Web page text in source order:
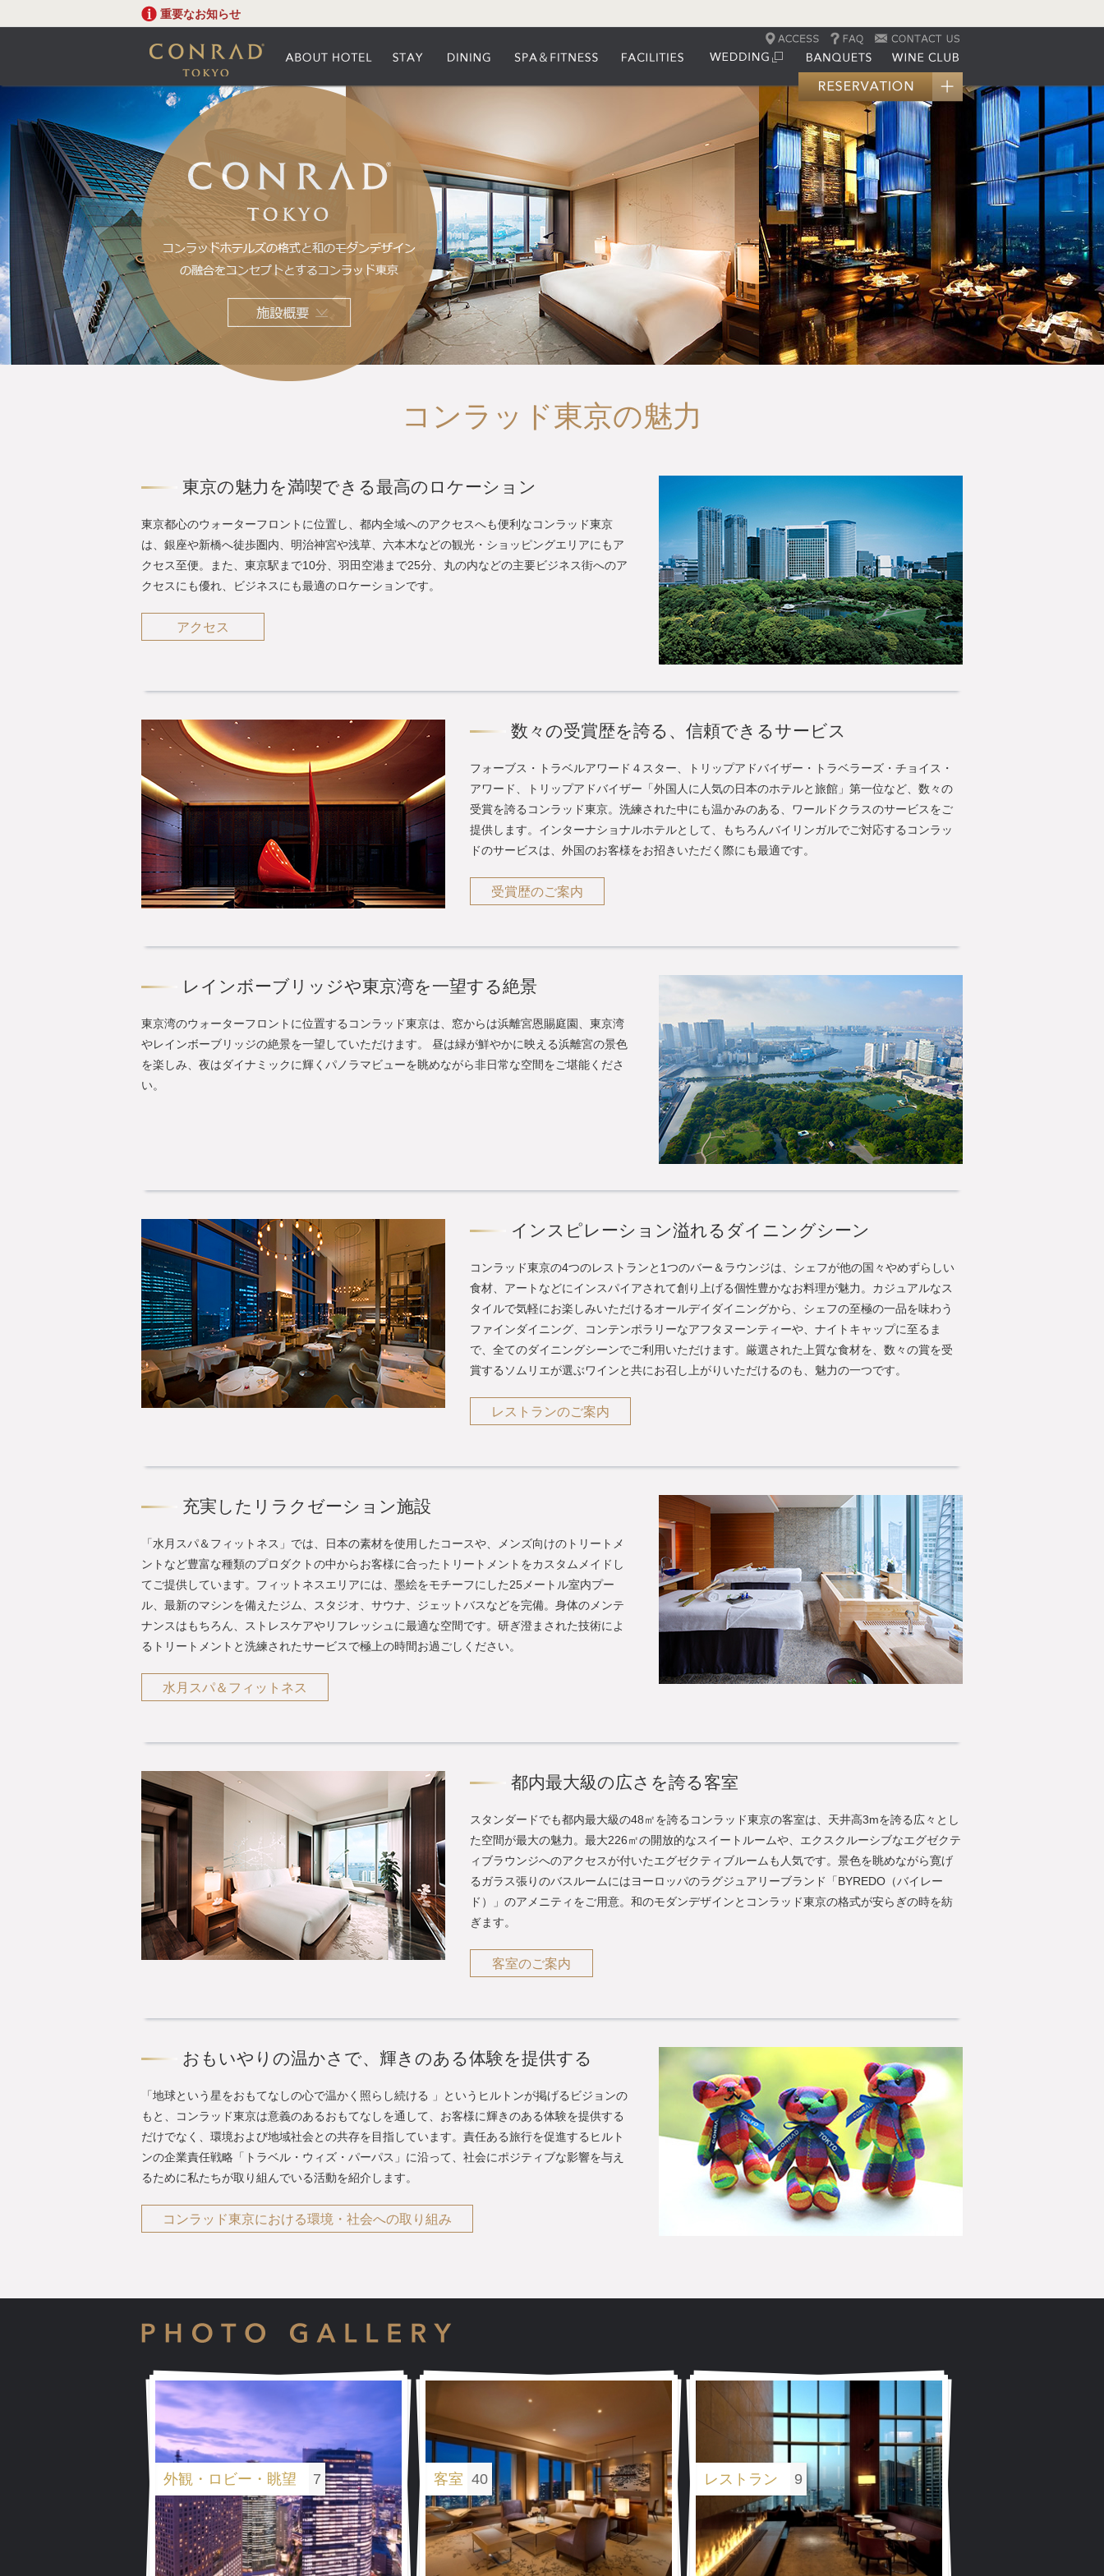
重要なお知らせ
コンラッド東京の魅力
東京の魅力を満喫できる最高のロケーション
東京都心のウォーターフロントに位置し、都内全域へのアクセスへも便利なコンラッド東京
は、銀座や新橋へ徒歩圏内、明治神宮や浅草、六本木などの観光・ショッピングエリアにもア
クセス至便。また、東京駅まで10分、羽田空港まで25分、丸の内などの主要ビジネス街へのア
クセスにも優れ、ビジネスにも最適のロケーションです。
アクセス
数々の受賞歴を誇る、信頼できるサービス
フォーブス・トラベルアワード４スター、トリップアドバイザー・トラベラーズ・チョイス・
アワード、トリップアドバイザー「外国人に人気の日本のホテルと旅館」第一位など、数々の
受賞を誇るコンラッド東京。洗練された中にも温かみのある、ワールドクラスのサービスをご
提供します。インターナショナルホテルとして、もちろんバイリンガルでご対応するコンラッ
ドのサービスは、外国のお客様をお招きいただく際にも最適です。
受賞歴のご案内
レインボーブリッジや東京湾を一望する絶景
東京湾のウォーターフロントに位置するコンラッド東京は、窓からは浜離宮恩賜庭園、東京湾
やレインボーブリッジの絶景を一望していただけます。 昼は緑が鮮やかに映える浜離宮の景色
を楽しみ、夜はダイナミックに輝くパノラマビューを眺めながら非日常な空間をご堪能くださ
い。
インスピレーション溢れるダイニングシーン
コンラッド東京の4つのレストランと1つのバー＆ラウンジは、シェフが他の国々やめずらしい
食材、アートなどにインスパイアされて創り上げる個性豊かなお料理が魅力。カジュアルなス
タイルで気軽にお楽しみいただけるオールデイダイニングから、シェフの至極の一品を味わう
ファインダイニング、コンテンポラリーなアフタヌーンティーや、ナイトキャップに至るま
で、全てのダイニングシーンでご利用いただけます。厳選された上質な食材を、数々の賞を受
賞するソムリエが選ぶワインと共にお召し上がりいただけるのも、魅力の一つです。
レストランのご案内
充実したリラクゼーション施設
「水月スパ＆フィットネス」では、日本の素材を使用したコースや、メンズ向けのトリートメ
ントなど豊富な種類のプロダクトの中からお客様に合ったトリートメントをカスタムメイドし
てご提供しています。フィットネスエリアには、墨絵をモチーフにした25メートル室内プー
ル、最新のマシンを備えたジム、スタジオ、サウナ、ジェットバスなどを完備。身体のメンテ
ナンスはもちろん、ストレスケアやリフレッシュに最適な空間です。研ぎ澄まされた技術によ
るトリートメントと洗練されたサービスで極上の時間お過ごしください。
水月スパ＆フィットネス
都内最大級の広さを誇る客室
スタンダードでも都内最大級の48㎡を誇るコンラッド東京の客室は、天井高3mを誇る広々とし
た空間が最大の魅力。最大226㎡の開放的なスイートルームや、エクスクルーシブなエグゼクテ
ィブラウンジへのアクセスが付いたエグゼクティブルームも人気です。景色を眺めながら寛げ
るガラス張りのバスルームにはヨーロッパのラグジュアリーブランド「BYREDO（バイレー
ド）」のアメニティをご用意。和のモダンデザインとコンラッド東京の格式が安らぎの時を紡
ぎます。
客室のご案内
おもいやりの温かさで、輝きのある体験を提供する
「地球という星をおもてなしの心で温かく照らし続ける 」というヒルトンが掲げるビジョンの
もと、コンラッド東京は意義のあるおもてなしを通して、お客様に輝きのある体験を提供する
だけでなく、環境および地域社会との共存を目指しています。責任ある旅行を促進するヒルト
ンの企業責任戦略「トラベル・ウィズ・パーパス」に沿って、社会にポジティブな影響を与え
るために私たちが取り組んでいる活動を紹介します。
コンラッド東京における環境・社会への取り組み
外観・ロビー・眺望 7
ロイヤルスイート
ロイヤルスイート
ロイヤルスイート 客室 40
レストランイメージ
レストランイメージ
レストランイメージ レストラン 9